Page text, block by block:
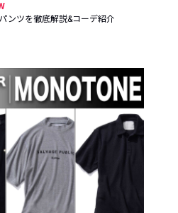
ンツを徹底解説&コーデ紹介